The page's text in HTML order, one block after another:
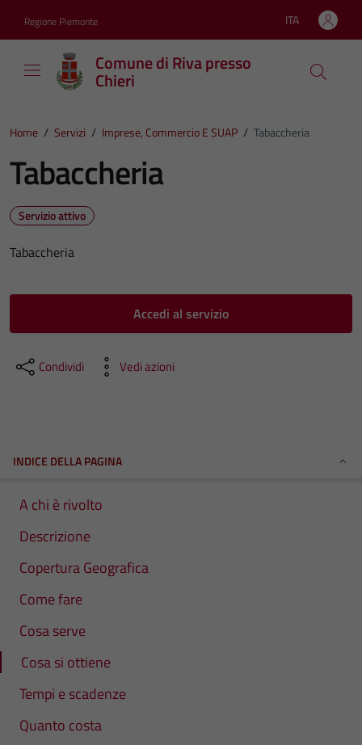
Regione Piemonte Lingua attiva:
ITA
Comune di Riva presso
Chieri
Home / Servizi / Imprese, Commercio E SUAP / Tabaccheria
Tabaccheria
Servizio attivo
Tabaccheria
Accedi al servizio
Condividi Vedi azioni
INDICE DELLA PAGINA
A chi è rivolto
Descrizione
Copertura Geografica
Come fare
Cosa serve
Cosa si ottiene
Tempi e scadenze
Quanto costa